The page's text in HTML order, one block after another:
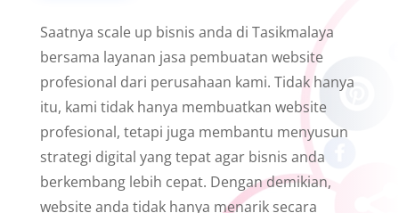
Saatnya scale up bisnis anda di Tasikmalaya
bersama layanan jasa pembuatan website
profesional dari perusahaan kami. Tidak hanya
itu, kami tidak hanya membuatkan website
profesional, tetapi juga membantu menyusun
strategi digital yang tepat agar bisnis anda
berkembang lebih cepat. Dengan demikian,
website anda tidak hanya menarik secara